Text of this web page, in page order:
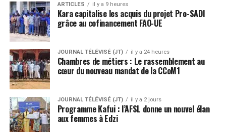
ARTICLES il y a 9 heures
Kara capitalise les acquis du projet Pro-SADI
grâce au cofinancement FAO-UE
JOURNAL TÉLÉVISÉ (JT) il y a 24 heures
Chambres de métiers : Le rassemblement au
cœur du nouveau mandat de la CCoM1
JOURNAL TÉLÉVISÉ (JT) il y a 2 jours
Programme Kafui : l’AFSL donne un nouvel élan
aux femmes à Edzi